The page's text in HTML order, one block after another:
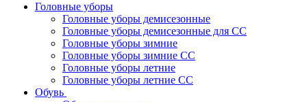
Головные уборы
Головные уборы демисезонные
Головные уборы демисезонные для СС
Головные уборы зимние
Головные уборы зимние СС
Головные уборы летние
Головные уборы летние СС
Обувь